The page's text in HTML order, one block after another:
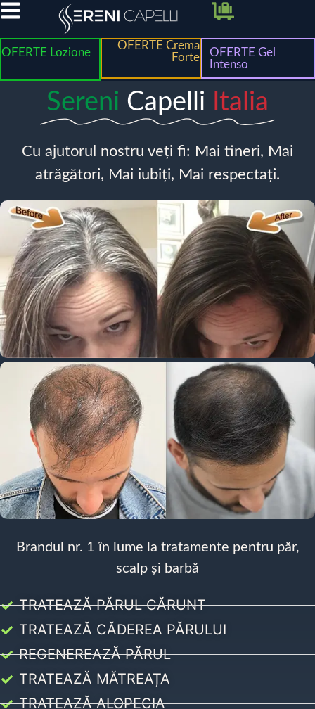
OFERTE Lozione
OFERTE Crema
Forte
OFERTE Gel
Intenso
Sereni Capelli Italia
Cu ajutorul nostru veți fi: Mai tineri, Mai
atrăgători, Mai iubiți, Mai respectați.
Brandul nr. 1 în lume la tratamente pentru păr,
scalp și barbă
TRATEAZĂ PĂRUL CĂRUNT
TRATEAZĂ CĂDEREA PĂRULUI
REGENEREAZĂ PĂRUL
TRATEAZĂ MĂTREAȚA
TRATEAZĂ ALOPECIA